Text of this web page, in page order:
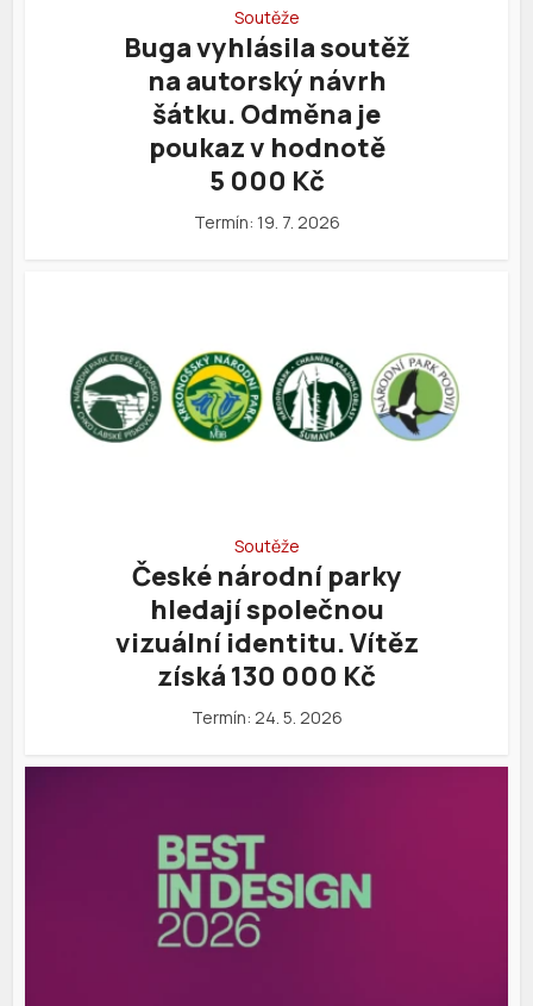
Soutěže
Buga vyhlásila soutěž
na autorský návrh
šátku. Odměna je
poukaz v hodnotě
5 000 Kč
Termín: 19. 7. 2026
Soutěže
České národní parky
hledají společnou
vizuální identitu. Vítěz
získá 130 000 Kč
Termín: 24. 5. 2026